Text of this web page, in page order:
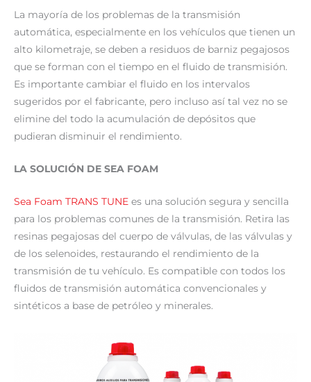
La mayoría de los problemas de la transmisión
automática, especialmente en los vehículos que tienen un
alto kilometraje, se deben a residuos de barniz pegajosos
que se forman con el tiempo en el fluido de transmisión.
Es importante cambiar el fluido en los intervalos
sugeridos por el fabricante, pero incluso así tal vez no se
elimine del todo la acumulación de depósitos que
pudieran disminuir el rendimiento.
LA SOLUCIÓN DE SEA FOAM
Sea Foam TRANS TUNE es una solución segura y sencilla
para los problemas comunes de la transmisión. Retira las
resinas pegajosas del cuerpo de válvulas, de las válvulas y
de los selenoides, restaurando el rendimiento de la
transmisión de tu vehículo. Es compatible con todos los
fluidos de transmisión automática convencionales y
sintéticos a base de petróleo y minerales.